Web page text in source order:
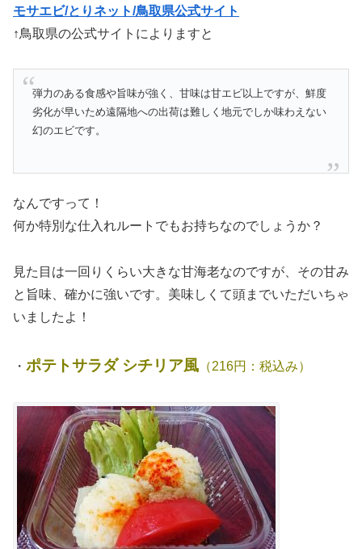
モサエビ/とりネット/鳥取県公式サイト
↑鳥取県の公式サイトによりますと
弾力のある食感や旨味が強く、甘味は甘エビ以上ですが、鮮度
劣化が早いため遠隔地への出荷は難しく地元でしか味わえない
幻のエビです。
なんですって！
何か特別な仕入れルートでもお持ちなのでしょうか？
見た目は一回りくらい大きな甘海老なのですが、その甘み
と旨味、確かに強いです。美味しくて頭までいただいちゃ
いましたよ！
・ ポテトサラダ シチリア風 （216円：税込み）